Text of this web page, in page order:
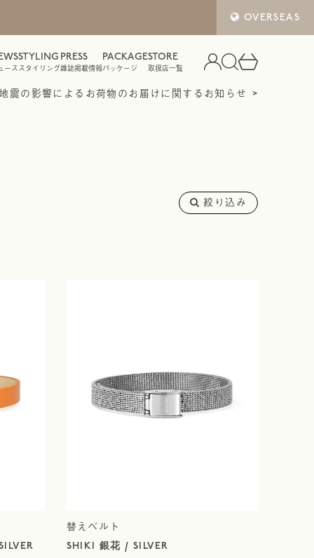
OVERSEAS
ース
STYLING
スタイリング
PRESS
雑誌掲載情報
PACKAGE
パッケージ
STORE
取扱店一覧
震の影響によるお荷物のお届けに関するお知らせ
絞り込み
替えベルト
SHIKI 銀花 / SILVER